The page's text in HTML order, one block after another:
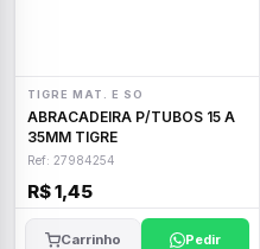
TIGRE MAT. E SO
ABRACADEIRA P/TUBOS 15 A
35MM TIGRE
Ref: 27984254
R$ 1,45
Carrinho Pedir